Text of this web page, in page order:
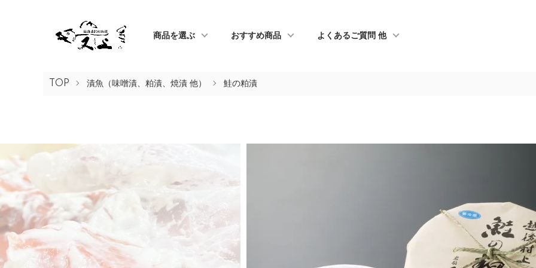
商品を選ぶ おすすめ商品 よくあるご質問 他
TOP 漬魚（味噌漬、粕漬、焼漬 他） 鮭の粕漬